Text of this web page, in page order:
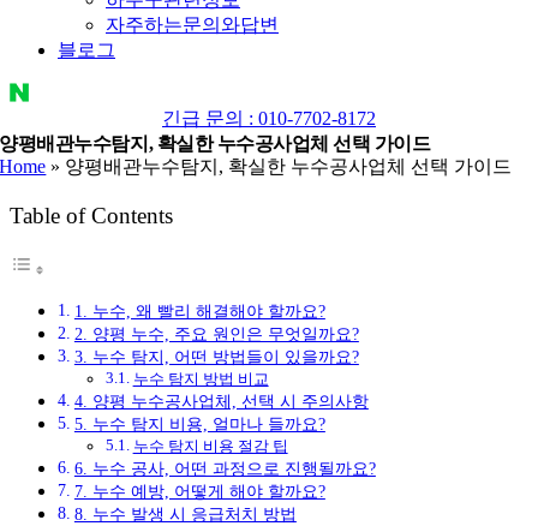
자주하는문의와답변
블로그
네
버
블
그
긴급 문의 : 010-7702-8172
양평배관누수탐지, 확실한 누수공사업체 선택 가이드
Home » 양평배관누수탐지, 확실한 누수공사업체 선택 가이드
Table of Contents
1. 누수, 왜 빨리 해결해야 할까요?
2. 양평 누수, 주요 원인은 무엇일까요?
3. 누수 탐지, 어떤 방법들이 있을까요?
누수 탐지 방법 비교
4. 양평 누수공사업체, 선택 시 주의사항
5. 누수 탐지 비용, 얼마나 들까요?
누수 탐지 비용 절감 팁
6. 누수 공사, 어떤 과정으로 진행될까요?
7. 누수 예방, 어떻게 해야 할까요?
8. 누수 발생 시 응급처치 방법